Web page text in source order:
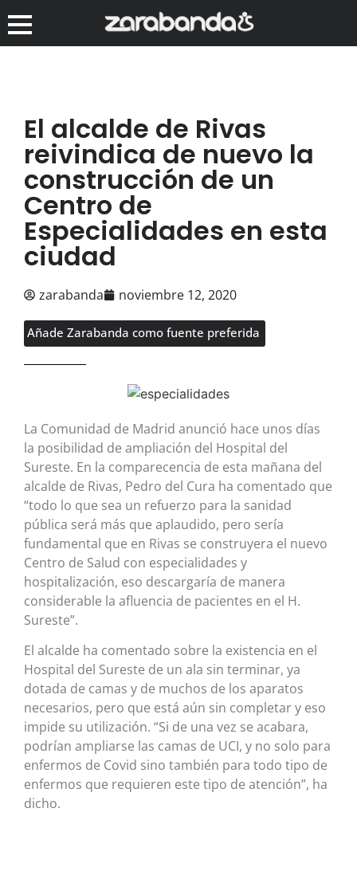
El alcalde de Rivas
reivindica de nuevo la
construcción de un
Centro de
Especialidades en esta
ciudad
zarabanda noviembre 12, 2020
Añade Zarabanda como fuente preferida
La Comunidad de Madrid anunció hace unos días
la posibilidad de ampliación del Hospital del
Sureste. En la comparecencia de esta mañana del
alcalde de Rivas, Pedro del Cura ha comentado que
“todo lo que sea un refuerzo para la sanidad
pública será más que aplaudido, pero sería
fundamental que en Rivas se construyera el nuevo
Centro de Salud con especialidades y
hospitalización, eso descargaría de manera
considerable la afluencia de pacientes en el H.
Sureste”.
El alcalde ha comentado sobre la existencia en el
Hospital del Sureste de un ala sin terminar, ya
dotada de camas y de muchos de los aparatos
necesarios, pero que está aún sin completar y eso
impide su utilización. “Si de una vez se acabara,
podrían ampliarse las camas de UCI, y no solo para
enfermos de Covid sino también para todo tipo de
enfermos que requieren este tipo de atención”, ha
dicho.